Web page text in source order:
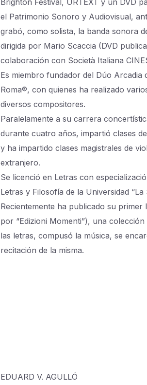
Brighton Festival, URTEXT y un DVD
el Patrimonio Sonoro y Audiovisual,
grabó, como solista, la banda sonora
dirigida por Mario Scaccia (DVD
colaboración con Società Italiana
Es miembro fundador del Dúo Arcadia
Roma®, con quienes ha realizado
diversos compositores.
Paralelamente a su carrera
durante cuatro años, impartió clases
y ha impartido clases magistrales de
extranjero.
Se licenció en Letras con
Letras y Filosofía de la Universidad “La
Recientemente ha publicado su primer
por “Edizioni Momenti”), una
las letras, compusó la música, se
recitación de la misma.
EDUARD V. AGULLÓ